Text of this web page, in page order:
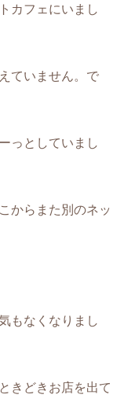
カフェにいまし
ていません。で
っとしていまし
からまた別のネッ
もなくなりまし
きどきお店を出て